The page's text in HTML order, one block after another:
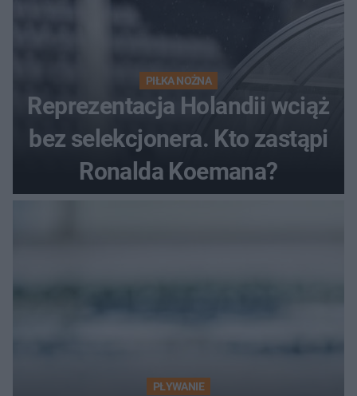
PIŁKA NOŻNA
Reprezentacja Holandii wciąż
bez selekcjonera. Kto zastąpi
Ronalda Koemana?
PŁYWANIE